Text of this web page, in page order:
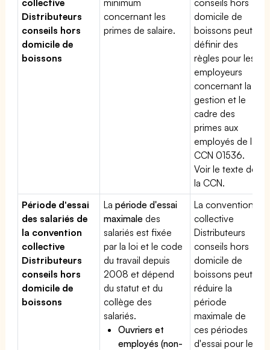
Distributeurs
conseils hors
domicile de
boissons
concernant les
primes de salaire.
domicile de
boissons peut
définir des
règles pour les
employeurs
concernant la
gestion et le
cadre des
primes aux
employés de la
CCN 01536.
Voir le texte de
la CCN.
Période d'essai
des salariés de
la convention
collective
Distributeurs
conseils hors
domicile de
boissons
Lapériode d'essai
maximale des
salariés est fixée
par la loi et le code
du travail depuis
2008 et dépend
du statut et du
collège des
salariés.
Ouvriers et
employés (non-
La convention
collective
Distributeurs
conseils hors
domicile de
boissons peut
réduire la
période
maximale de
ces périodes
d'essai pour les